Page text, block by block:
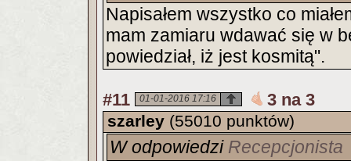
Napisałem wszystko co
mam zamiaru wdawać się w
powiedział, iż jest kosmitą".
#11 01-01-2016 17:16
3 na 3
szarley (55010 punktów)
W odpowiedzi Recepcjonista